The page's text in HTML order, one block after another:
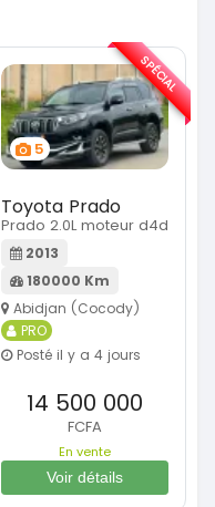
5
Toyota Prado
Prado 2.0L moteur d4d
2013
180000 Km
Abidjan (Cocody)
PRO
Posté il y a 4 jours
14 500 000
FCFA
En vente
Voir détails
SPÉCIAL